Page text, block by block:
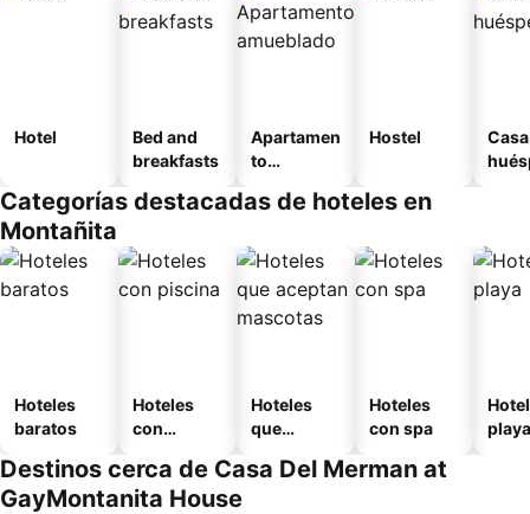
Hotel
Bed and
breakfasts
Apartamen
to
o
Hostel
Categorías destacadas de hoteles en
Montañita
Hoteles
baratos
Hoteles
con
Hoteles
que
mascotas
Hoteles
con spa
playa
Destinos cerca de Casa Del Merman at
GayMontanita House